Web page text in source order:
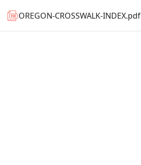
OREGON-CROSSWALK-INDEX.pdf